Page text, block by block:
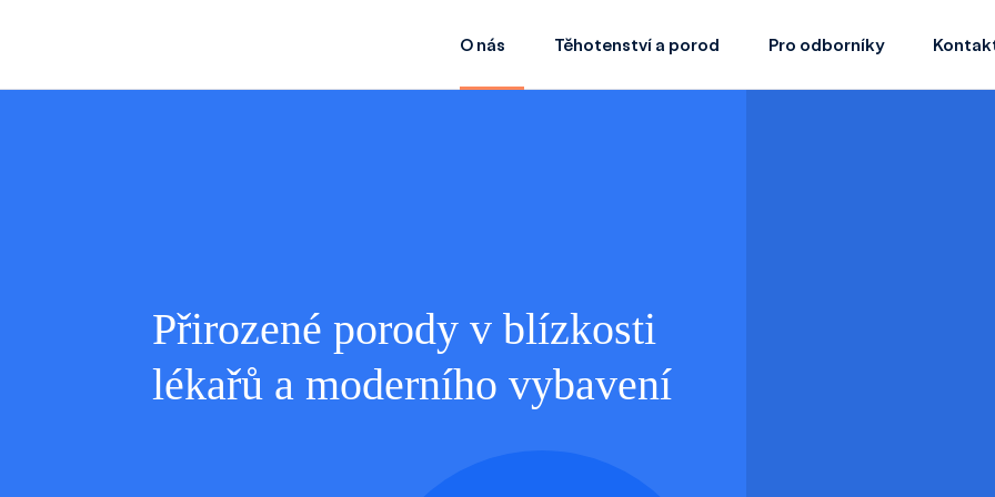
O nás Těhotenství a porod Pro odborníky
Přirozené porody v blízkosti
lékařů a moderního vybavení